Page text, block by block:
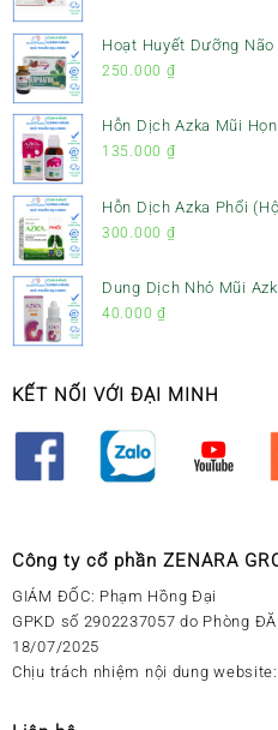
Hoạt Huyết Dưỡng
– Giảm Đau Đầu, Hoa
250.000 ₫
Hỗn Dịch Azka Mũi
Ho, Tiêu Đờm & Đau
135.000 ₫
Hỗn Dịch Azka Phổi
Tiêu Đờm & Bổ Phổi
300.000 ₫
Dung Dịch Nhỏ Mũi
Sổ Mũi Cho Trẻ Sơ Sinh
40.000 ₫
KẾT NỐI VỚI ĐẠI MINH
Công ty cổ phần ZENARA
GIÁM ĐỐC: Phạm Hồng Đại
GPKD số 2902237057 do Phòng
18/07/2025
Chịu trách nhiệm nội dung